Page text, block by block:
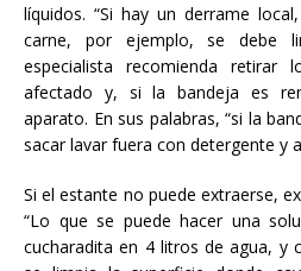
líquidos. “Si hay un derrame
carne, por ejemplo, se debe
especialista recomienda retirar
afectado y, si la bandeja es
aparato. En sus palabras, “si la
sacar lavar fuera con detergente y
Si el estante no puede extraerse,
“Lo que se puede hacer una
cucharadita en 4 litros de agua, y